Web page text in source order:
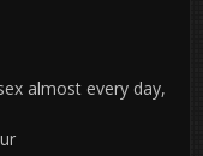
almost every day,